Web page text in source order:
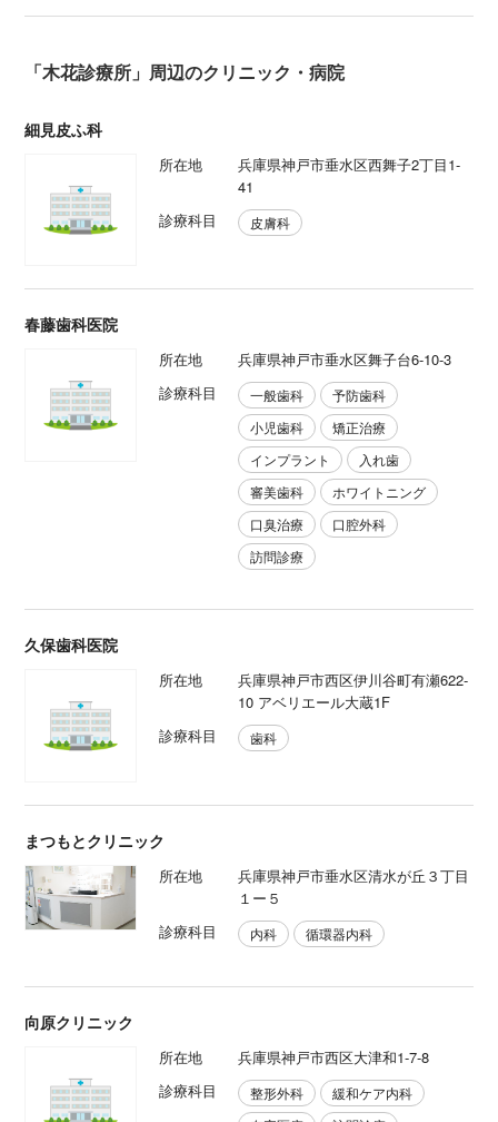
「木花診療所」周辺のクリニック・病院
細見皮ふ科
所在地
兵庫県神戸市垂水区西舞子2丁目1-
41
診療科目
皮膚科
春藤歯科医院
所在地
兵庫県神戸市垂水区舞子台6-10-3
診療科目
一般歯科
予防歯科
小児歯科
矯正治療
インプラント
入れ歯
審美歯科
ホワイトニング
口臭治療
口腔外科
訪問診療
久保歯科医院
所在地
兵庫県神戸市西区伊川谷町有瀬622-
10 アベリエール大蔵1F
診療科目
歯科
まつもとクリニック
所在地
兵庫県神戸市垂水区清水が丘３丁目
１ー５
診療科目
内科 循環器内科
向原クリニック
所在地
兵庫県神戸市西区大津和1-7-8
診療科目
整形外科
緩和ケア内科